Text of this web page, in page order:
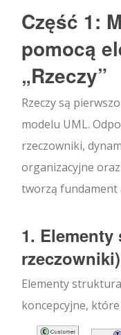
Część 1:
pomocą
„Rzeczy”
Rzeczy są
modelu UML.
rzeczowniki,
organizacyjne
tworzą fundament
1. Elementy
rzeczowniki)
Elementy
koncepcyjne,